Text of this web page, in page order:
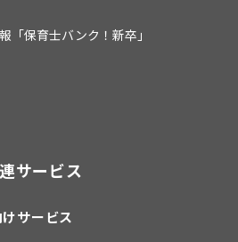
「保育士バンク！新卒」
サービス
サービス